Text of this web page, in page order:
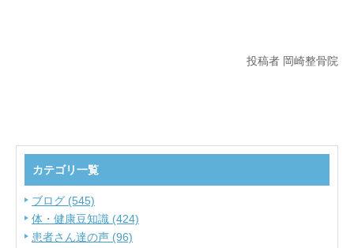
投稿者 岡崎整骨院
カテゴリ一覧
ブログ (545)
体・健康豆知識 (424)
患者さん達の声 (96)